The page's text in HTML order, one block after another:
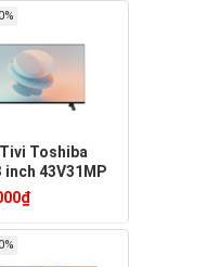
Toshiba
inch 43V31MP